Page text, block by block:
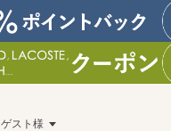
ゲスト様